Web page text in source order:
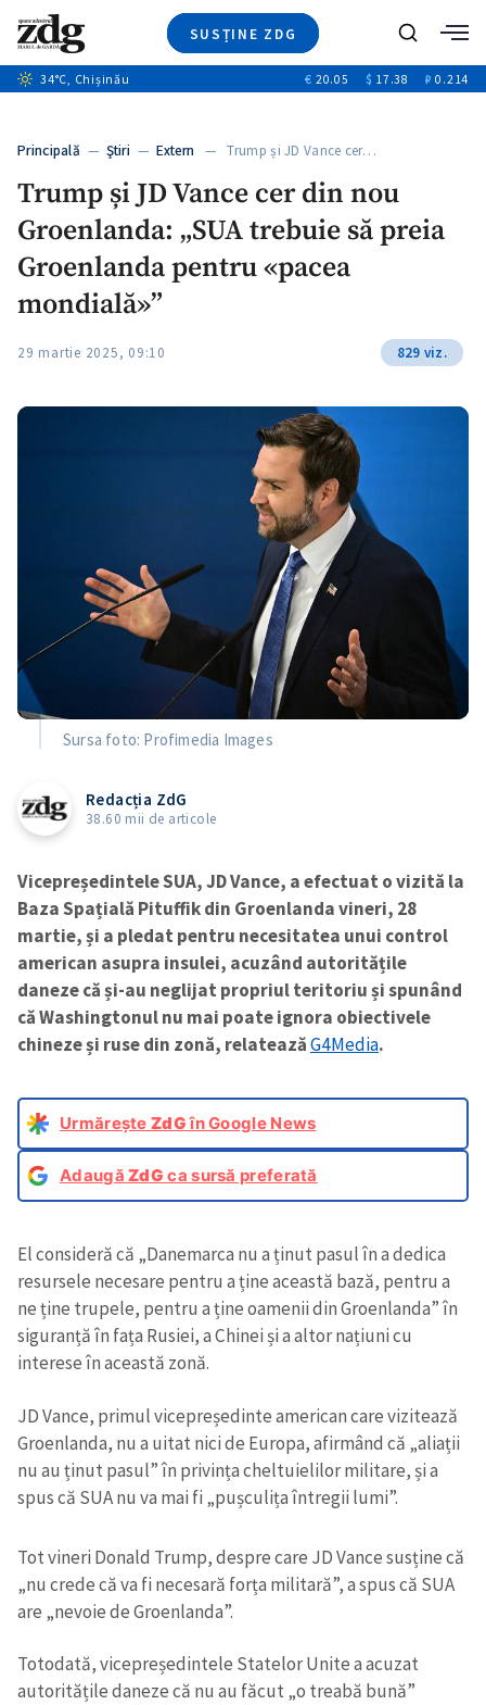
SUSȚINE ZDG
Ştiri
+10
Special
Blog
Caută
34°C, Chișinău € 20.05 $ 17.38 ₽ 0.214
Principală — Ştiri — Extern — Trump și JD Vance cer…
Trump și JD Vance cer din nou
Groenlanda: „SUA trebuie să preia
Groenlanda pentru «pacea
mondială»”
29 martie 2025, 09:10 829 viz.
Sursa foto: Profimedia Images
Redacția ZdG
38.60 mii de articole
Vicepreședintele SUA, JD Vance, a efectuat o vizită la
Baza Spațială Pituffik din Groenlanda vineri, 28
martie, și a pledat pentru necesitatea unui control
american asupra insulei, acuzând autoritățile
daneze că și-au neglijat propriul teritoriu și spunând
că Washingtonul nu mai poate ignora obiectivele
chineze și ruse din zonă, relateazăG4Media.
Urmărește ZdGîn Google News
AdaugăZdG ca sursă preferată
El consideră că „Danemarca nu a ținut pasul în a dedica
resursele necesare pentru a ține această bază, pentru a
ne ține trupele, pentru a ține oamenii din Groenlanda” în
siguranță în fața Rusiei, a Chinei și a altor națiuni cu
interese în această zonă.
JD Vance, primul vicepreședinte american care vizitează
Groenlanda, nu a uitat nici de Europa, afirmând că „aliații
nu au ținut pasul” în privința cheltuielilor militare, și a
spus că SUA nu va mai fi „pușculița întregii lumi”.
Tot vineri Donald Trump, despre care JD Vance susține că
„nu crede că va fi necesară forța militară”, a spus că SUA
are „nevoie de Groenlanda”.
Totodată, vicepreședintele Statelor Unite a acuzat
autoritățile daneze că nu au făcut „o treabă bună”